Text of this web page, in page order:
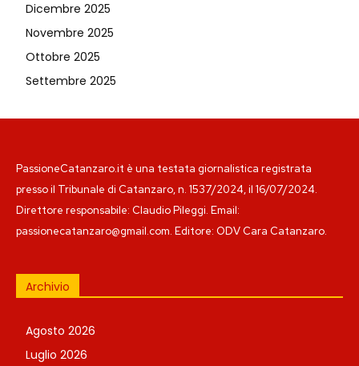
Dicembre 2025
Novembre 2025
Ottobre 2025
Settembre 2025
PassioneCatanzaro.it è una testata giornalistica registrata
presso il Tribunale di Catanzaro, n. 1537/2024, il 16/07/2024.
Direttore responsabile: Claudio Pileggi. Email:
passionecatanzaro@gmail.com. Editore: ODV Cara Catanzaro.
Archivio
Agosto 2026
Luglio 2026